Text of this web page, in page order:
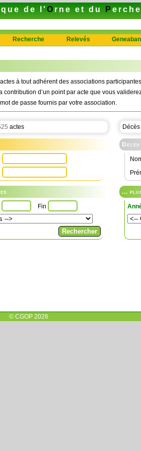
de l' O rne et du P erche
Recherche Relevés
à tout adhérent des associations
contribution d’un point par acte que vous
de passe fournis par votre association.
actes
Fin
Décès
Décès
...
© CGOP 2026